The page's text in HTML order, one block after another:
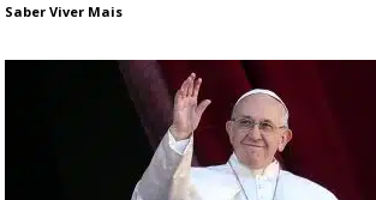
Saber Viver Mais